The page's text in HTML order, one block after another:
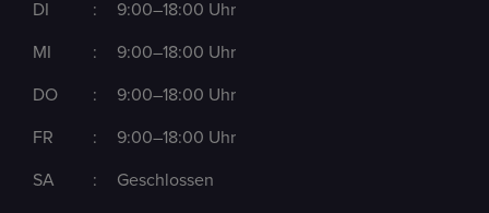
DI : 9:00–18:00 Uhr
MI : 9:00–18:00 Uhr
DO : 9:00–18:00 Uhr
FR : 9:00–18:00 Uhr
SA : Geschlossen